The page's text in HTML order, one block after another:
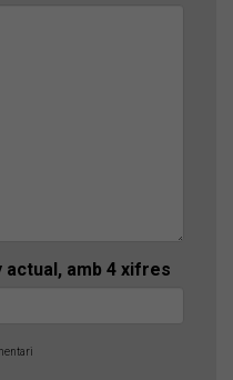
amb 4 xifres